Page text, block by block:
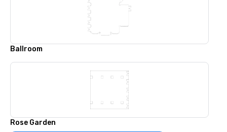
Ballroom
Rose Garden